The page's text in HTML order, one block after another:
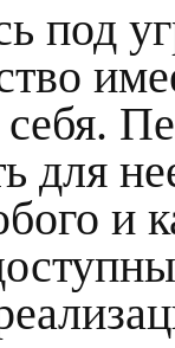
под
для
и